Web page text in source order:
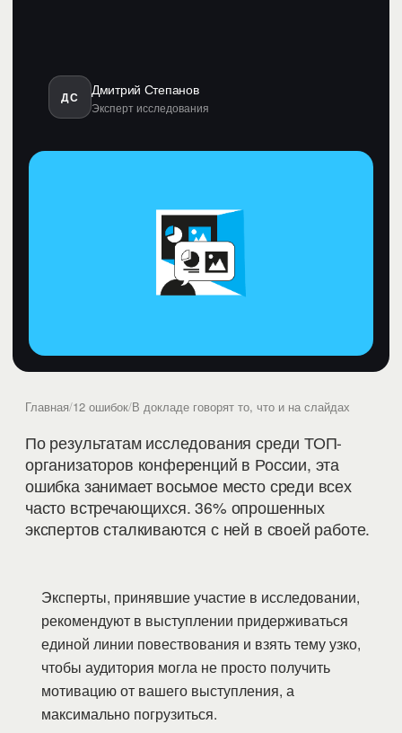
ДС Дмитрий Степанов
Эксперт исследования
Главная/12 ошибок/В докладе говорят то, что и на слайдах
По результатам исследования среди ТОП-
организаторов конференций в России, эта
ошибка занимает восьмое место среди всех
часто встречающихся. 36% опрошенных
экспертов сталкиваются с ней в своей работе.
Эксперты, принявшие участие в исследовании,
рекомендуют в выступлении придерживаться
единой линии повествования и взять тему узко,
чтобы аудитория могла не просто получить
мотивацию от вашего выступления, а
максимально погрузиться.